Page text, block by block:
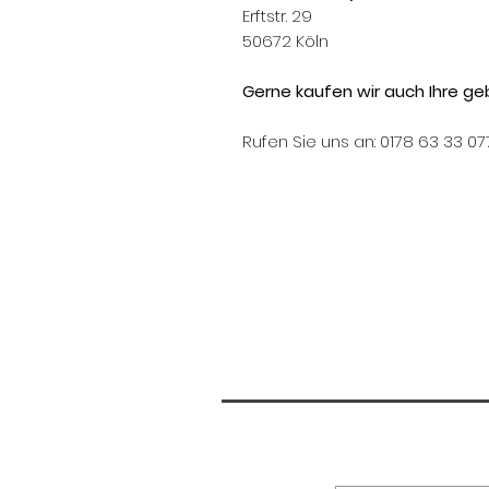
Erftstr. 29
50672 Köln
Gerne kaufen wir auch Ihre
Rufen Sie uns an: 0178 63 33